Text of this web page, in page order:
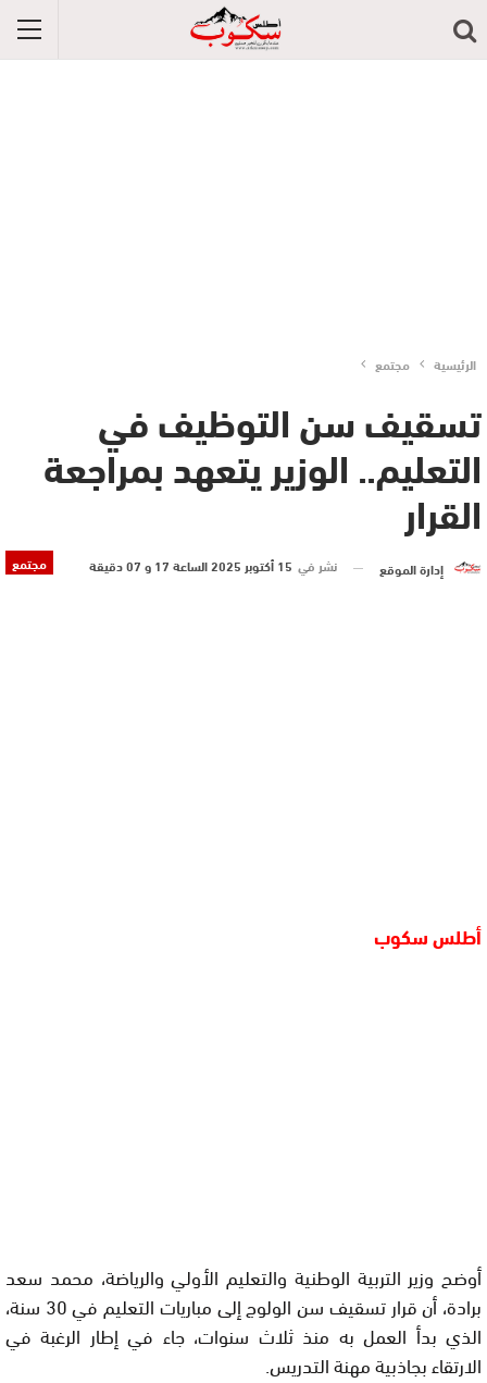
الرئيسية مجتمع
تسقيف سن التوظيف في
التعليم.. الوزير يتعهد بمراجعة
القرار
مجتمع إدارة الموقع نشر في 15 أكتوبر 2025 الساعة 17 و 07 دقيقة
أطلس سكوب
أوضح وزير التربية الوطنية والتعليم الأولي والرياضة، محمد سعد
برادة، أن قرار تسقيف سن الولوج إلى مباريات التعليم في 30 سنة،
الذي بدأ العمل به منذ ثلاث سنوات، جاء في إطار الرغبة في
الارتقاء بجاذبية مهنة التدريس.